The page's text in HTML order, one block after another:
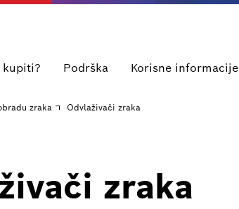
kupiti? Podrška Korisne informacije
zraka Odvlaživači zraka
zraka